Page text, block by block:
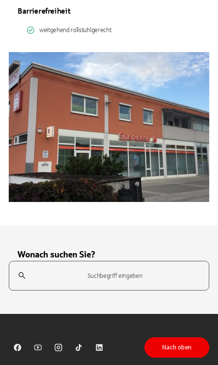
Barrierefreiheit
weitgehend rollstuhlgerecht
Wonach suchen Sie?
Suchfeld
Sparkasse auf Facebook
Sparkasse auf Youtube
Sparkasse auf Instagram
Sparkasse auf TikTok
Sparkasse auf LinkedIn
Nach oben